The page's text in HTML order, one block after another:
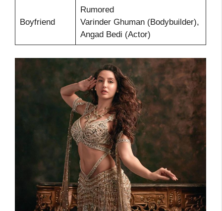
Boyfriend
Rumored
Varinder Ghuman (Bodybuilder),
Angad Bedi (Actor)